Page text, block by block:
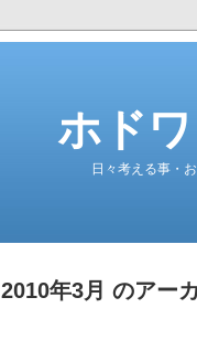
ホド
日々考える事・
2010年3月 のアー